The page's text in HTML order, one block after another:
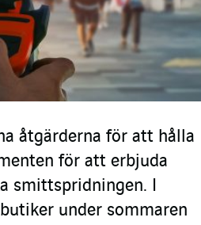
åtgärderna för att hålla
för att erbjuda
smittspridningen. I
under sommaren